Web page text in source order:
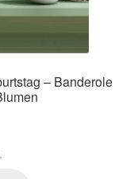
– Banderole